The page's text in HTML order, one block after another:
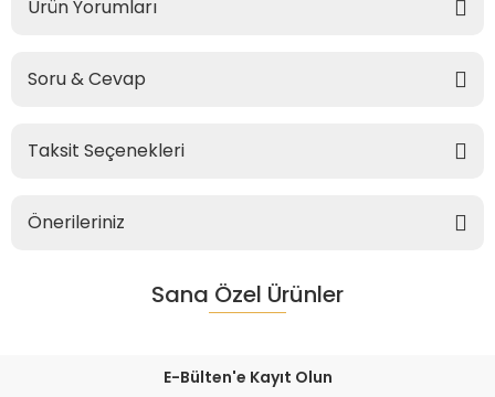
Ürün Yorumları
Soru & Cevap
Taksit Seçenekleri
Önerileriniz
Sana Özel Ürünler
E-Bülten'e Kayıt Olun